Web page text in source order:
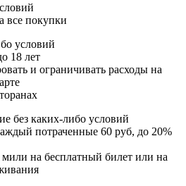
все покупки
условий
18 лет
и ограничивать расходы на
без каких-либо условий
потраченные 60 руб, до 20%
на бесплатный билет или на